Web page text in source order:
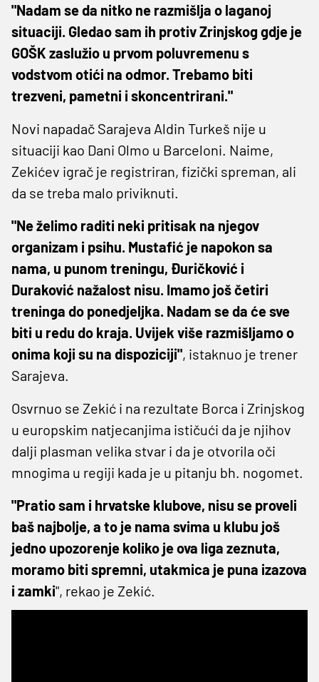
"Nadam se da nitko ne razmišlja o laganoj
situaciji. Gledao sam ih protiv Zrinjskog gdje je
GOŠK zaslužio u prvom poluvremenu s
vodstvom otići na odmor. Trebamo biti
trezveni, pametni i skoncentrirani."
Novi napadač Sarajeva Aldin Turkeš nije u
situaciji kao Dani Olmo u Barceloni. Naime,
Zekićev igrač je registriran, fizički spreman, ali
da se treba malo priviknuti.
"Ne želimo raditi neki pritisak na njegov
organizam i psihu. Mustafić je napokon sa
nama, u punom treningu, Đuričković i
Duraković nažalost nisu. Imamo još četiri
treninga do ponedjeljka. Nadam se da će sve
biti u redu do kraja. Uvijek više razmišljamo o
onima koji su na dispoziciji", istaknuo je trener
Sarajeva.
Osvrnuo se Zekić i na rezultate Borca i Zrinjskog
u europskim natjecanjima ističući da je njihov
dalji plasman velika stvar i da je otvorila oči
mnogima u regiji kada je u pitanju bh. nogomet.
"Pratio sam i hrvatske klubove, nisu se proveli
baš najbolje, a to je nama svima u klubu još
jedno upozorenje koliko je ova liga zeznuta,
moramo biti spremni, utakmica je puna izazova
i zamki", rekao je Zekić.